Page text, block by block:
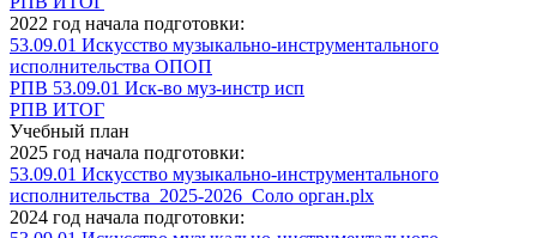
2022 год начала подготовки:
53.09.01 Искусство музыкально-инструментального
исполнительства ОПОП
РПВ 53.09.01 Иск-во муз-инстр исп
РПВ ИТОГ
Учебный план
2025 год начала подготовки:
53.09.01 Искусство музыкально-инструментального
исполнительства_2025-2026_Соло орган.plx
2024 год начала подготовки: